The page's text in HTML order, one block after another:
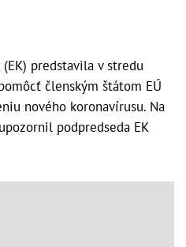
(EK) predstavila v stredu
členským štátom EÚ
nového koronavírusu. Na
podpredseda EK